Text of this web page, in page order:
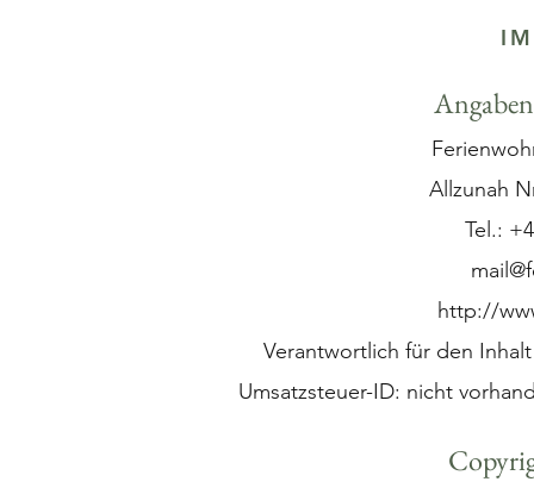
Allzunah
Tel.:
http://
Verantwortlich für den
Umsatzsteuer-ID: nicht